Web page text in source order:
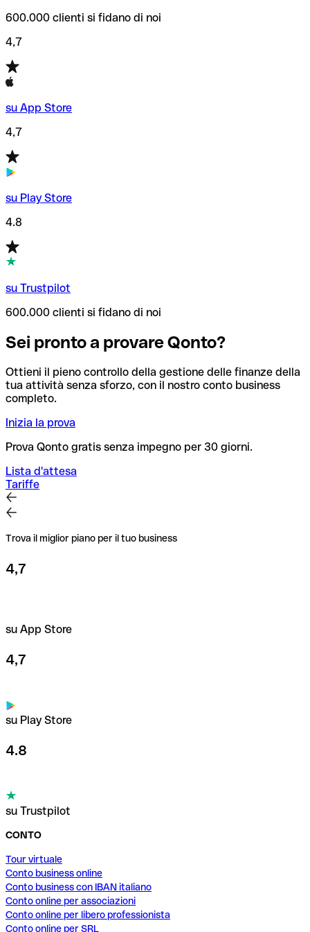
600.000 clienti si fidano di noi
4,7
su App Store
4,7
su Play Store
4.8
su Trustpilot
600.000 clienti si fidano di noi
Sei pronto a provare Qonto?
Ottieni il pieno controllo della gestione delle finanze della
tua attività senza sforzo, con il nostro conto business
completo.
Inizia la prova
Prova Qonto gratis senza impegno per 30 giorni.
Lista d'attesa
Tariffe
Trova il miglior piano per il tuo business
4,7
su App Store
4,7
su Play Store
4.8
su Trustpilot
CONTO
Tour virtuale
Conto business online
Conto business con IBAN italiano
Conto online per associazioni
Conto online per libero professionista
Conto online per SRL